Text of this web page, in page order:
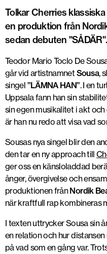
Tolkar Cherries
en produktion från
sedan debuten "SÅDÄR".
Teodor Mario Toclo De
går vid artistnamnet Sousa,
singel ”LÄMNA HAN”. I en
Uppsala fann han sin
sin egen musikalitet i akt
är han nu redo att visa vad
Sousas nya singel blir den
den tar en ny approach till
ger oss en känsloladdad
ånger, övergivelse och
produktionen frånNordik
när kraftfull rap kombineras
I texten uttrycker Sousa sin
en relation och hur
på vad som en gång var.